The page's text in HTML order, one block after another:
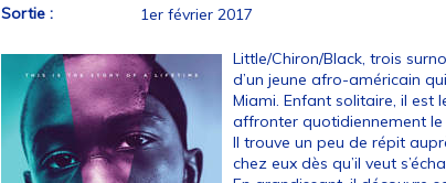
Sortie :
1er février 2017
Little/Chiron/Black, trois
d’un jeune afro-américain
Miami. Enfant solitaire, il
affronter quotidiennement
Il trouve un peu de répit
chez eux dès qu’il veut